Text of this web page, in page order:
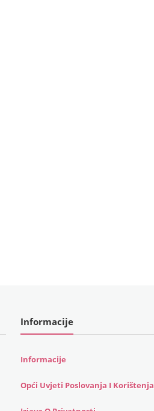
Informacije
Informacije
Opći Uvjeti Poslovanja I Korištenja